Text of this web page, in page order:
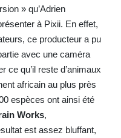
» qu’Adrien
à Pixii. En effet,
ce producteur a pu
avec une caméra
ce qu’il reste d’animaux
africain au plus près
espèces ont ainsi été
Works,
est assez bluffant,